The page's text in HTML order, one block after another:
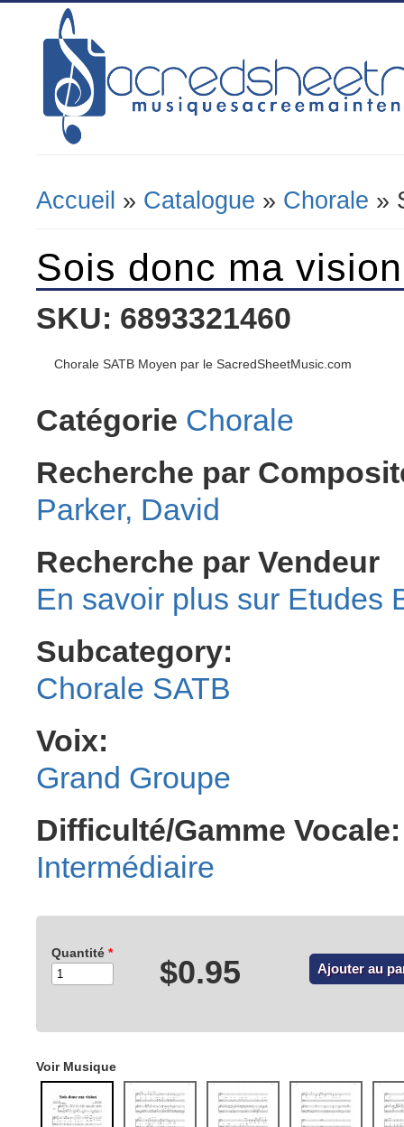
Vous Êtes Ici
Accueil » Catalogue » Chorale »
Sois donc ma vision
SKU: 6893321460
Chorale SATB Moyen par le SacredSheetMusic.com
Catégorie Chorale
Recherche par
Parker, David
Recherche par Vendeur
Etudes
Subcategory:
Chorale SATB
Voix:
Grand Groupe
Difficulté/Gamme Vocale:
Intermédiaire
Quantité *
$0.95
Voir Musique